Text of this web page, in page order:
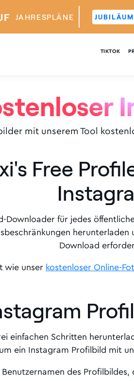
JAHRESPLÄNE
TIKTOK
mit unserem Tool
Free
Downloader für jedes
herunterladen
Download
wie unser kostenloser Online-
einfachen Schritten
ein Instagram Profilbild mit
des